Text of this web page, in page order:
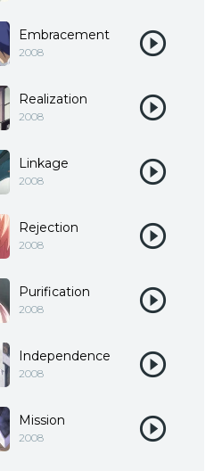
Embracement
2008
Realization
2008
Linkage
2008
Rejection
2008
Purification
2008
Independence
2008
Mission
2008